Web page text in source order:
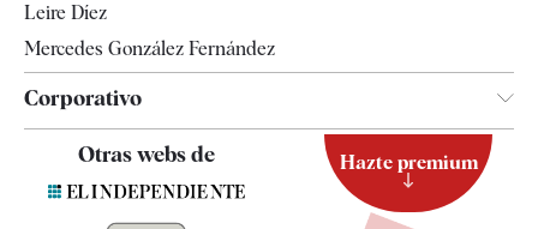
Leire Díez
Mercedes González Fernández
Corporativo
Contacto
Otras webs de Hazte premium